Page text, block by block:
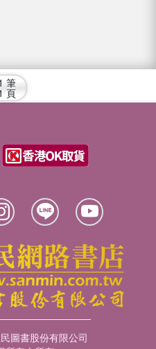
筆
頁
圖書股份有限公司